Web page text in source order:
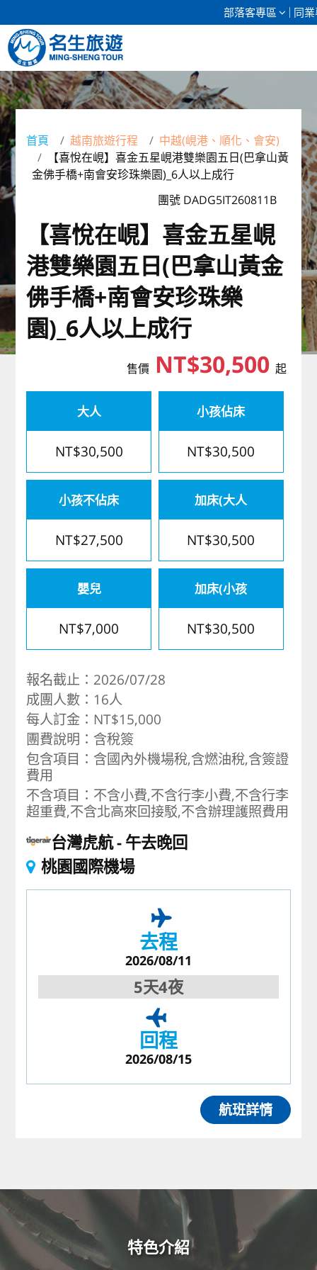
部落客專區 同
清倉促銷
日本專館
郵輪假期
海島假期
東南亞
美加紐澳
歐洲
首頁 越南旅遊行程
中越(峴港、順化、會安)
【喜悅在峴】喜金五星峴港雙樂園五日(巴拿山黃
金佛手橋+南會安珍珠樂園)_6人以上成行
團號 DADG5IT260811B
【喜悅在峴】喜金五星峴
港雙樂園五日(巴拿山黃金
佛手橋+南會安珍珠樂
園)_6人以上成行
售價NT$30,500 起
大人
NT$30,500
小孩佔床
NT$30,500
小孩不佔床
NT$27,500
加床(大人
NT$30,500
嬰兒
NT$7,000
加床(小孩
NT$30,500
報名截止：2026/07/28
成團人數：16人
每人訂金：NT$15,000
團費說明：含稅簽
包含項目：含國內外機場稅,含燃油稅,含簽證
費用
不含項目：不含小費,不含行李小費,不含行李
超重費,不含北高來回接駁,不含辦理護照費用
台灣虎航 午去晚回
桃園國際機場
去程
2026/08/11
5天4夜
回程
2026/08/15
航班詳情
特色介紹